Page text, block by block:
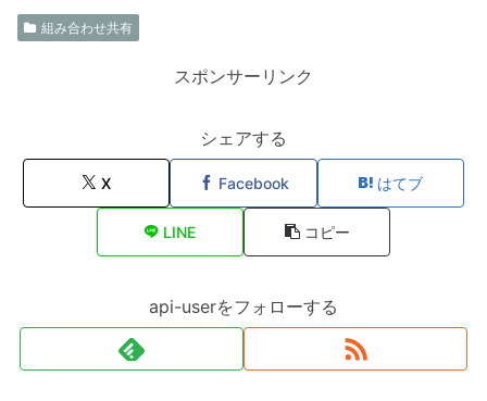
組み合わせ共有
スポンサーリンク
シェアする
X Facebook はてブ
LINE コピー
api-userをフォローする